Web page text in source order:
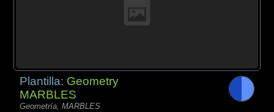
Plantilla: Geometry
MARBLES
Geometría, MARBLES